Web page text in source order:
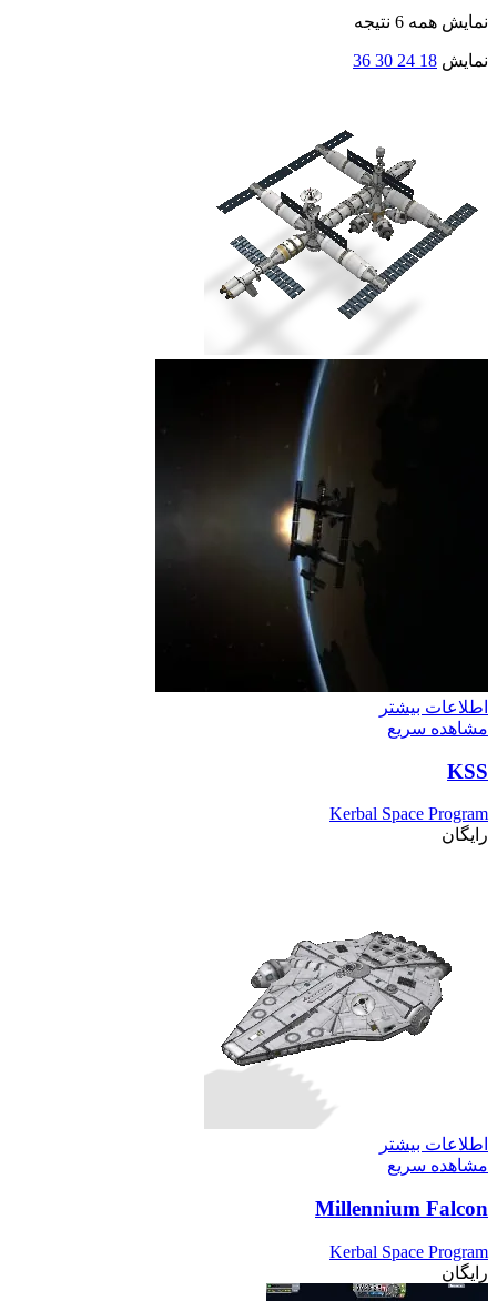
نمایش همه 6 نتیجه
نمایش 18
24
30
36
اطلاعات بیشتر
مشاهده سریع
KSS
Kerbal Space Program
رایگان
اطلاعات بیشتر
مشاهده سریع
Millennium Falcon
Kerbal Space Program
رایگان